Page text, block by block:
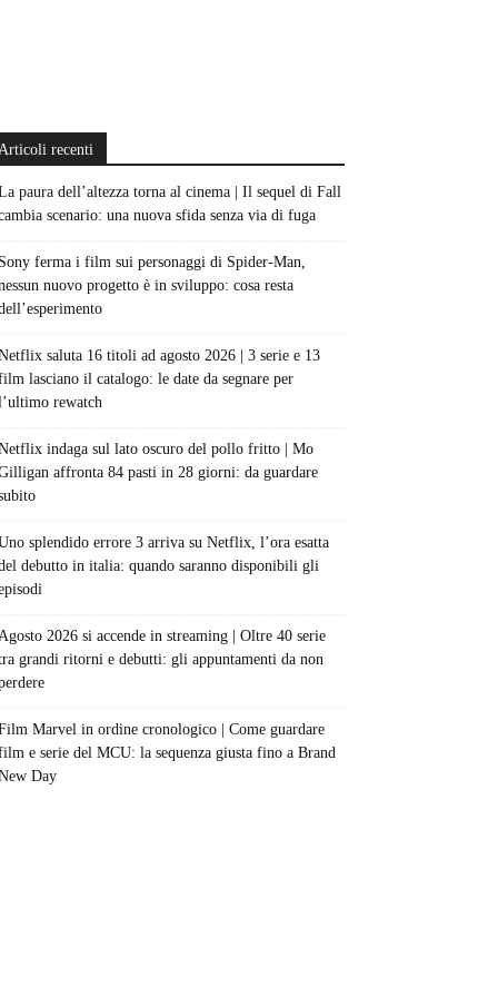
recenti
paura dell’altezza torna al cinema | Il sequel di Fall
scenario: una nuova sfida senza via di fuga
Sony ferma i film sui personaggi di Spider-Man,
nuovo progetto è in sviluppo: cosa resta
saluta 16 titoli ad agosto 2026 | 3 serie e 13
lasciano il catalogo: le date da segnare per
rewatch
indaga sul lato oscuro del pollo fritto | Mo
affronta 84 pasti in 28 giorni: da guardare
splendido errore 3 arriva su Netflix, l’ora esatta
debutto in italia: quando saranno disponibili gli
2026 si accende in streaming | Oltre 40 serie
grandi ritorni e debutti: gli appuntamenti da non
Marvel in ordine cronologico | Come guardare
e serie del MCU: la sequenza giusta fino a Brand
Day